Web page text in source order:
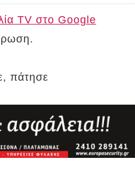
TV στο Google
πάτησε